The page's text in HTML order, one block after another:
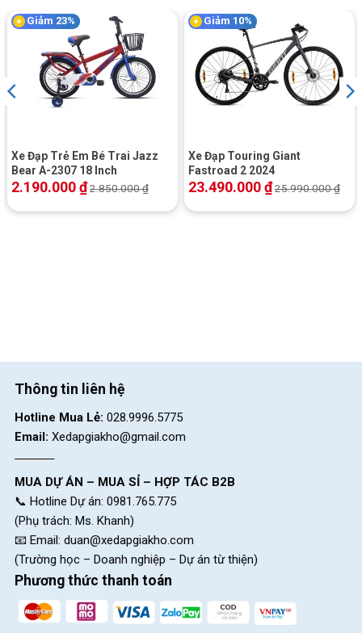
Thiết kế yên xe mềm mại
Kết Luận
Xe Đạp Gấp Calli Q3 20 inch phù hợp với xu hướng ngày càng
chuyển hàng ngày mà còn đáp ứng các sở thích độc đáo,
Giảm 23%
Xe Đạp Trẻ Em Bé Trai Jazz
Bear A-2307 18 Inch
2.190.000₫2.850.000₫
Giảm 10%
Xe Đạp Touring Giant
Fastroad 2 2024
23.490.000₫25.990.000₫
Thông tin liên hệ
Hotline Mua Lẻ: 028.9996.5775
Email: Xedapgiakho@gmail.com
MUA DỰ ÁN – MUA SỈ – HỢP TÁC B2B
📞 Hotline Dự án: 0981.765.775
(Phụ trách: Ms. Khanh)
📧 Email: duan@xedapgiakho.com
(Trường học – Doanh nghiệp – Dự án từ thiện)
Phương thức thanh toán